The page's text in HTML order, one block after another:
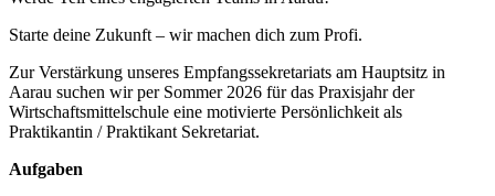
Starte deine Zukunft – wir machen dich zum Profi.
Zur Verstärkung unseres Empfangssekretariats am Hauptsitz in
Aarau suchen wir per Sommer 2026 für das Praxisjahr der
Wirtschaftsmittelschule eine motivierte Persönlichkeit als
Praktikantin / Praktikant Sekretariat.
Aufgaben